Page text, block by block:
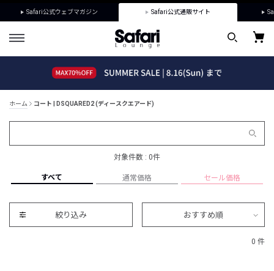
Safari公式ウェブマガジン Safari公式通販サイト
ホーム コート | DSQUARED2 (ディースクエアード)
対象件数 : 0件
すべて 通常価格 セール価格
絞り込み おすすめ順
0 件